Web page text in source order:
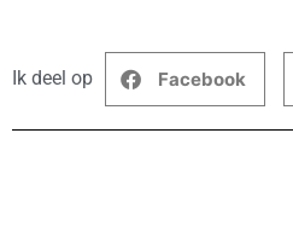
Ik deel op Facebook